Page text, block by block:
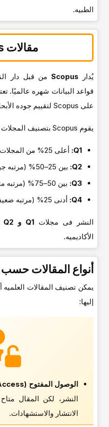
الطبیه.
مقالات Scopus
یُدار Scopus من قبل دار
قواعد البیانات شهره عالمیًا.
على Scopus لتقییم جوده الأبحاث.
یقوم Scopus بتصنیف المجلات إلى
Q1: أعلى 25% من المجلات (الأکثر هیبه).
Q2: بین 25–50% (مرتبه جیده).
Q3: بین 50–75% (مرتبه متوسطه).
Q4: أدنى 25% (مرتبه ضعیفه).
النشر فی مجلاتQ1 و Q2
الأکادیمیه.
أنواع المقالات
یمکن تصنیف المقالات العلمیه
إلیها:
الوصول المفتوح (Open Access):
النشر، لکن المقال
الانتشار والاستشهادات.